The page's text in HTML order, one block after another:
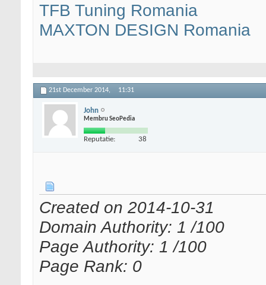
TFB Tuning Romania
MAXTON DESIGN Romania
21st December 2014, 11:31
John
Membru SeoPedia
Reputatie: 38
Created on 2014-10-31
Domain Authority: 1 /100
Page Authority: 1 /100
Page Rank: 0